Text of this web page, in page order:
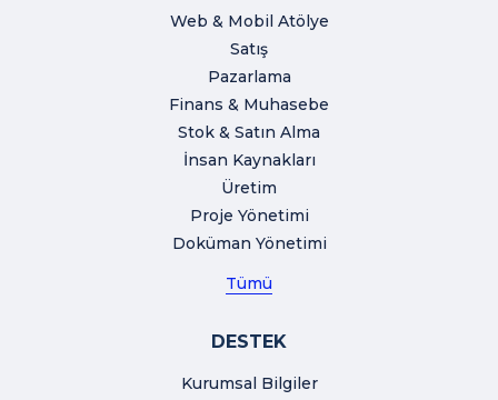
Web & Mobil Atölye
Satış
Pazarlama
Finans & Muhasebe
Stok & Satın Alma
İnsan Kaynakları
Üretim
Proje Yönetimi
Doküman Yönetimi
Tümü
DESTEK
Kurumsal Bilgiler